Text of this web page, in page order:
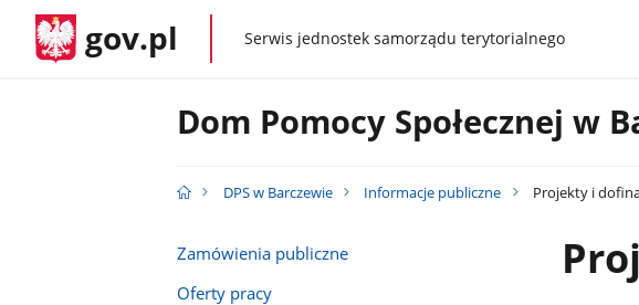
gov.pl gov.plSerwis jednostek samorządu terytorialnego
Dom Pomocy Społecznej w
DPS w Barczewie Informacje publiczne Projekty i
Zamówienia publiczne
Oferty pracy